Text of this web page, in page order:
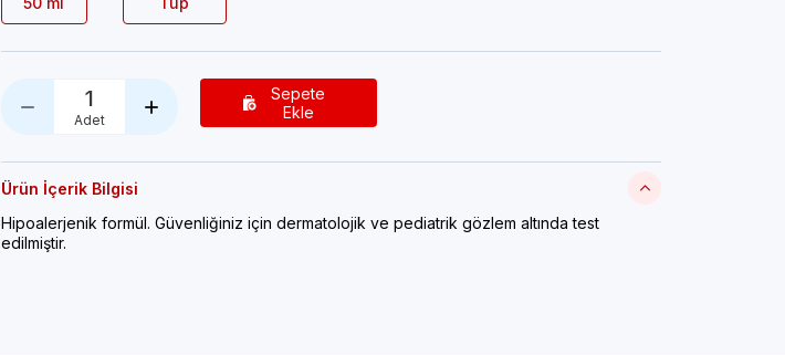
1
Adet
Sepete
Ekle
Ürün İçerik Bilgisi
Hipoalerjenik formül. Güvenliğiniz için dermatolojik ve pediatrik gözlem altında test
edilmiştir.